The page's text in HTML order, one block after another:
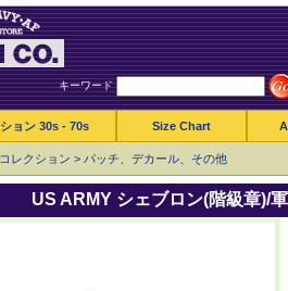
キーワード
ョン 30s - 70s Size Chart
レクション > パッチ、デカール、その他
US ARMY シェブロン(階級章)/